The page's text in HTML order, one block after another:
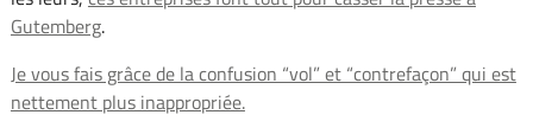
Gutemberg.
Je vous fais grâce de la confusion “vol” et “contrefaçon” qui est
nettement plus inappropriée.